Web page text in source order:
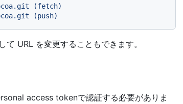
(fetch)
(push)
URL を変更することもできます。
access tokenで認証する必要がありま